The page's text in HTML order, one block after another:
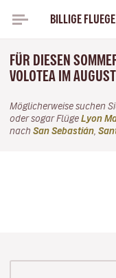
BILLIGE FLUEGE
FÜR DIESEN
VOLOTEA IM
Möglicherweise suchen
oder sogar Flüge Lyon
nach San Sebastián